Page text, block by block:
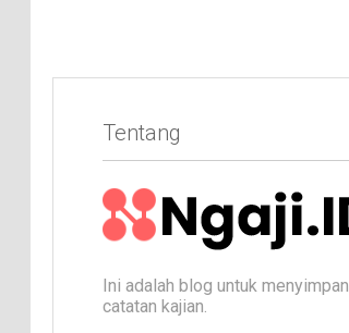
Tentang
Ini adalah blog untuk menyimpan
catatan kajian.